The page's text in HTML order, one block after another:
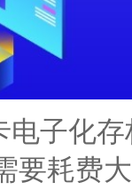
子化存
要耗费